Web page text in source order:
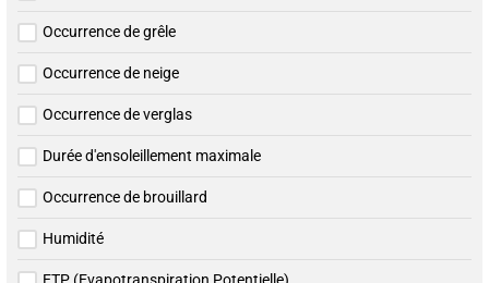
Occurrence de grêle
Occurrence de neige
Occurrence de verglas
Durée d'ensoleillement maximale
Occurrence de brouillard
Humidité